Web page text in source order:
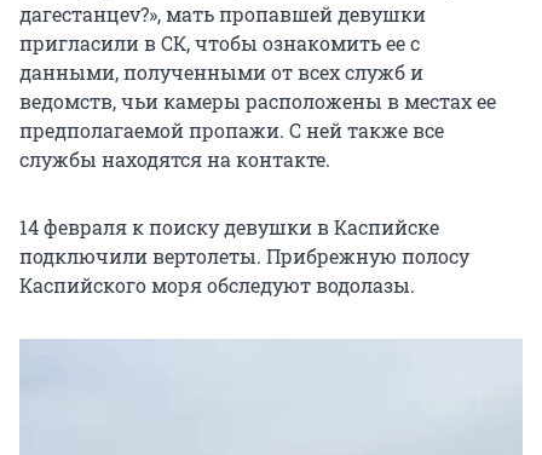
дагестанцеv?», мать пропавшей девушки
пригласили в СК, чтобы ознакомить ее с
данными, полученными от всех служб и
ведомств, чьи камеры расположены в местах ее
предполагаемой пропажи. С ней также все
службы находятся на контакте.
14 февраля к поиску девушки в Каспийске
подключили вертолеты. Прибрежную полосу
Каспийского моря обследуют водолазы.